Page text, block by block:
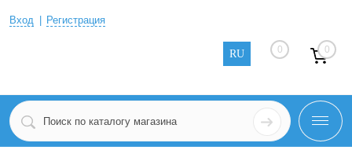
Вход Регистрация
RU 0 0